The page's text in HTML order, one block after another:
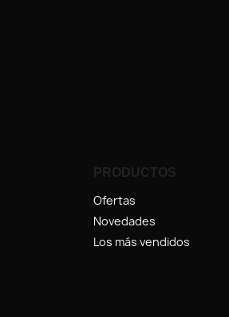
PRODUCTOS
Ofertas
Novedades
Los más vendidos